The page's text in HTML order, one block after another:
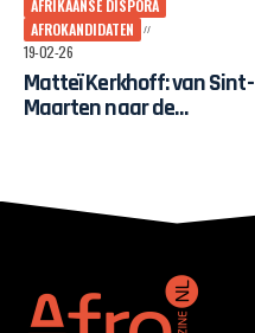
AFRIKAANSE DISPORA
AFROKANDIDATEN
19-02-26
Matteï Kerkhoff: van Sint-
Maarten naar de